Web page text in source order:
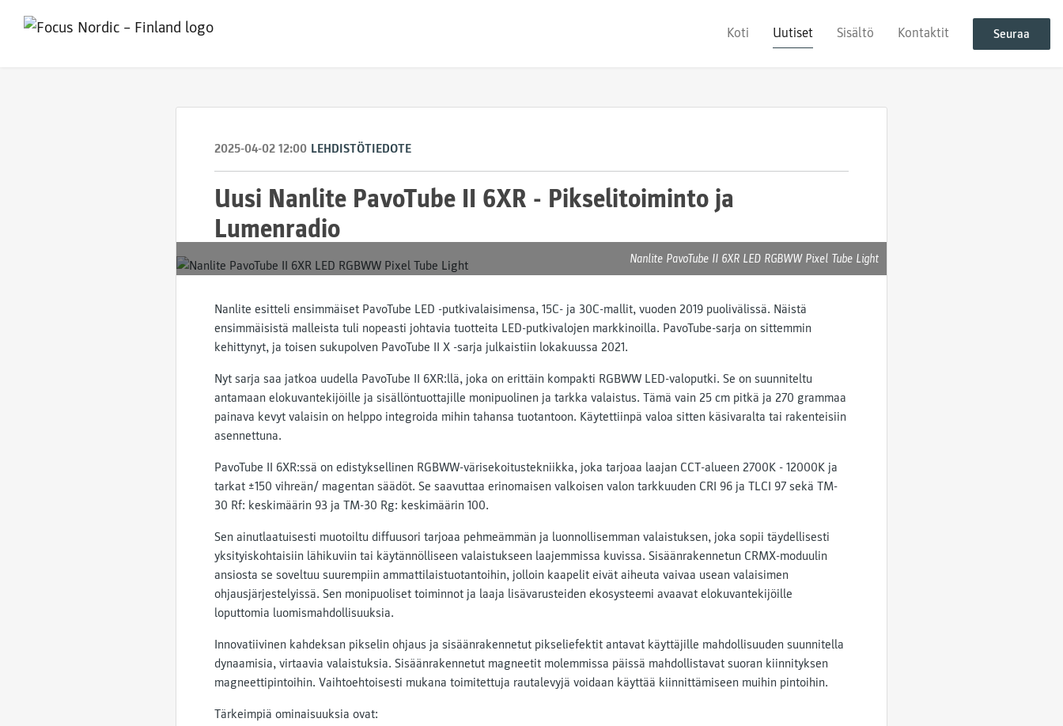
Koti Uutiset Sisältö Kontaktit Seuraa
2025-04-02 12:00 LEHDISTÖTIEDOTE
Uusi Nanlite PavoTube II 6XR - Pikselitoiminto ja
Lumenradio
Nanlite PavoTube II 6XR LED RGBWW Pixel Tube Light
Nanlite esitteli ensimmäiset PavoTube LED -putkivalaisimensa, 15C- ja 30C-mallit, vuoden 2019 puolivälissä. Näistä
ensimmäisistä malleista tuli nopeasti johtavia tuotteita LED-putkivalojen markkinoilla. PavoTube-sarja on sittemmin
kehittynyt, ja toisen sukupolven PavoTube II X -sarja julkaistiin lokakuussa 2021.
Nyt sarja saa jatkoa uudella PavoTube II 6XR:llä, joka on erittäin kompakti RGBWW LED-valoputki. Se on suunniteltu
antamaan elokuvantekijöille ja sisällöntuottajille monipuolinen ja tarkka valaistus. Tämä vain 25 cm pitkä ja 270 grammaa
painava kevyt valaisin on helppo integroida mihin tahansa tuotantoon. Käytettiinpä valoa sitten käsivaralta tai rakenteisiin
asennettuna.
PavoTube II 6XR:ssä on edistyksellinen RGBWW-värisekoitustekniikka, joka tarjoaa laajan CCT-alueen 2700K - 12000K ja
tarkat ±150 vihreän/ magentan säädöt. Se saavuttaa erinomaisen valkoisen valon tarkkuuden CRI 96 ja TLCI 97 sekä TM-
30 Rf: keskimäärin 93 ja TM-30 Rg: keskimäärin 100.
Sen ainutlaatuisesti muotoiltu diffuusori tarjoaa pehmeämmän ja luonnollisemman valaistuksen, joka sopii täydellisesti
yksityiskohtaisiin lähikuviin tai käytännölliseen valaistukseen laajemmissa kuvissa. Sisäänrakennetun CRMX-moduulin
ansiosta se soveltuu suurempiin ammattilaistuotantoihin, jolloin kaapelit eivät aiheuta vaivaa usean valaisimen
ohjausjärjestelyissä. Sen monipuoliset toiminnot ja laaja lisävarusteiden ekosysteemi avaavat elokuvantekijöille
loputtomia luomismahdollisuuksia.
Innovatiivinen kahdeksan pikselin ohjaus ja sisäänrakennetut pikseliefektit antavat käyttäjille mahdollisuuden suunnitella
dynaamisia, virtaavia valaistuksia. Sisäänrakennetut magneetit molemmissa päissä mahdollistavat suoran kiinnityksen
magneettipintoihin. Vaihtoehtoisesti mukana toimitettuja rautalevyjä voidaan käyttää kiinnittämiseen muihin pintoihin.
Tärkeimpiä ominaisuuksia ovat: